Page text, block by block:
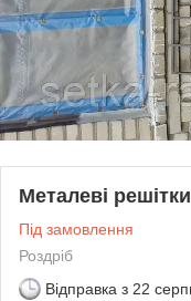
Металеві
Під замовлення
Роздріб
Відправка з 22